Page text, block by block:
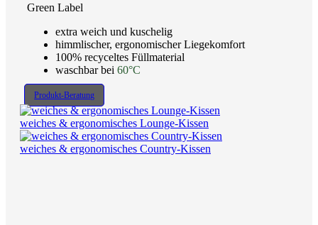
Green Label
extra weich und kuschelig
himmlischer, ergonomischer Liegekomfort
100% recyceltes Füllmaterial
waschbar bei 60°C
Produkt-Beratung
weiches & ergonomisches Lounge-Kissen
weiches & ergonomisches Country-Kissen